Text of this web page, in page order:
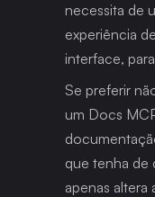
necessita de
experiência
interface,
Se preferir
um Docs
que tenha de
apenas